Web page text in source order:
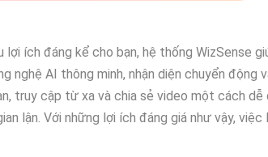
ích đáng kể cho bạn, hệ thống WizSense
AI thông minh, nhận diện chuyển động
truy cập từ xa và chia sẻ video một cách
lận. Với những lợi ích đáng giá như vậy,